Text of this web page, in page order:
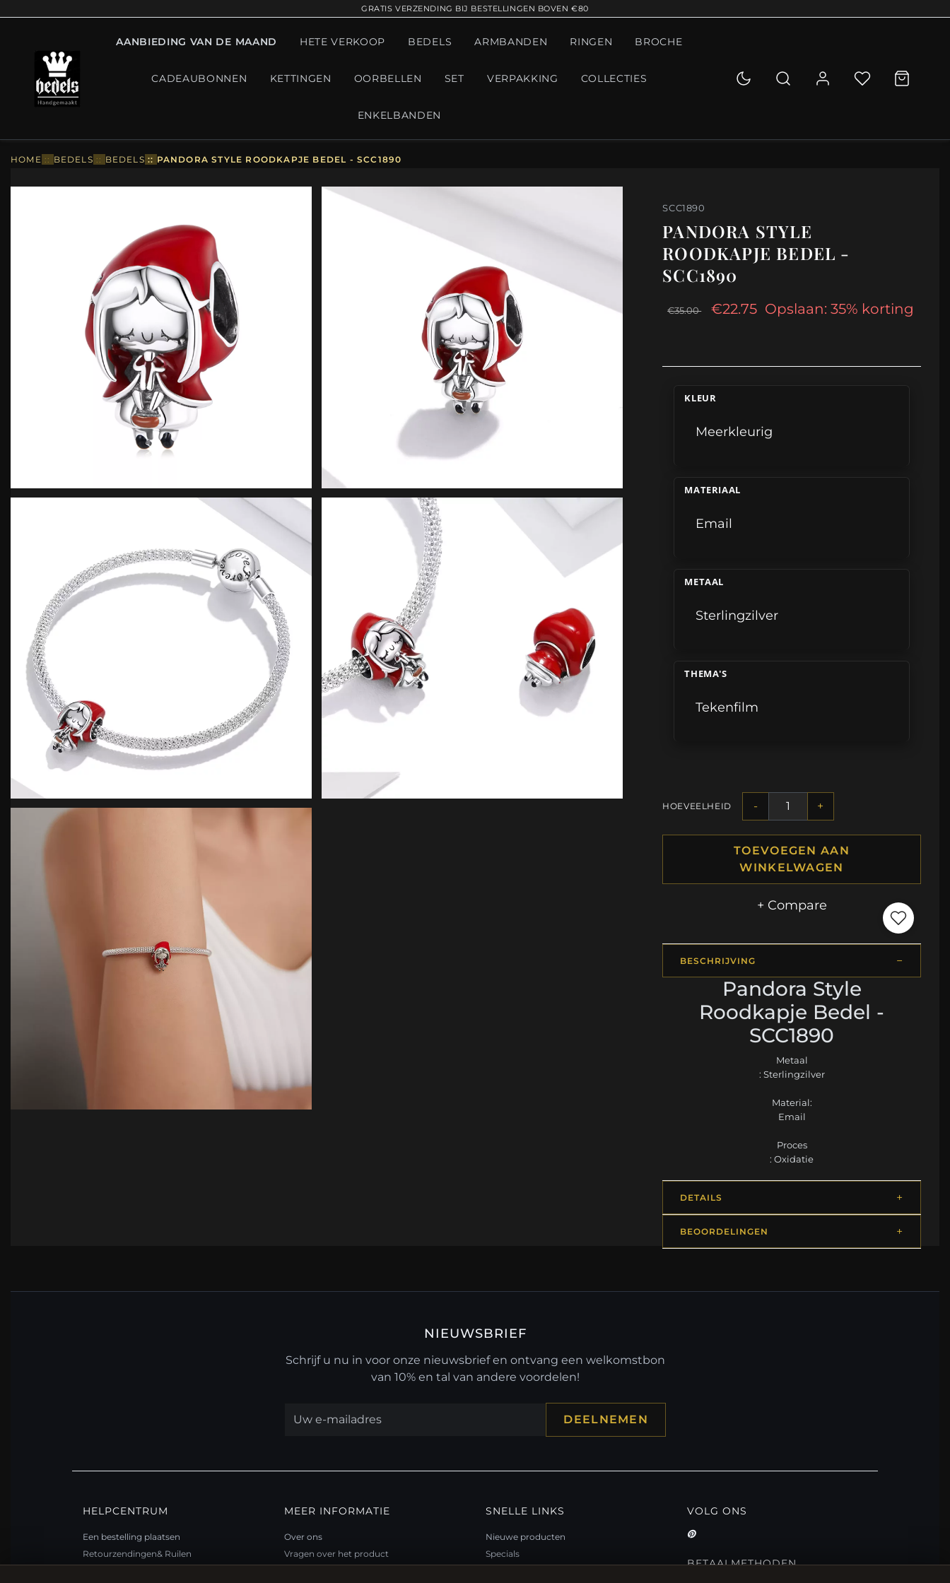
GRATIS VERZENDING BIJ BESTELLINGEN BOVEN €80
AANBIEDING VAN DE MAAND HETE VERKOOP BEDELS ARMBANDEN RINGEN BROCHE
CADEAUBONNEN KETTINGEN OORBELLEN SET VERPAKKING COLLECTIES
ENKELBANDEN
HOME :: BEDELS :: BEDELS :: PANDORA STYLE ROODKAPJE BEDEL - SCC1890
SCC1890
PANDORA STYLE
ROODKAPJE BEDEL -
SCC1890
€35.00 €22.75 Opslaan: 35% korting
KLEUR
Meerkleurig
MATERIAAL
Email
METAAL
Sterlingzilver
THEMA'S
Tekenfilm
HOEVEELHEID - +
TOEVOEGEN AAN
WINKELWAGEN
+ Compare
BESCHRIJVING
Pandora Style
Roodkapje Bedel -
SCC1890
Metaal
: Sterlingzilver
Material:
Email
Proces
: Oxidatie
DETAILS
BEOORDELINGEN
NIEUWSBRIEF
Schrijf u nu in voor onze nieuwsbrief en ontvang een welkomstbon
van 10% en tal van andere voordelen!
DEELNEMEN
HELPCENTRUM
Een bestelling plaatsen
Retourzendingen& Ruilen
MEER INFORMATIE
Over ons
Vragen over het product
SNELLE LINKS
Nieuwe producten
Specials
VOLG ONS
BETAALMETHODEN